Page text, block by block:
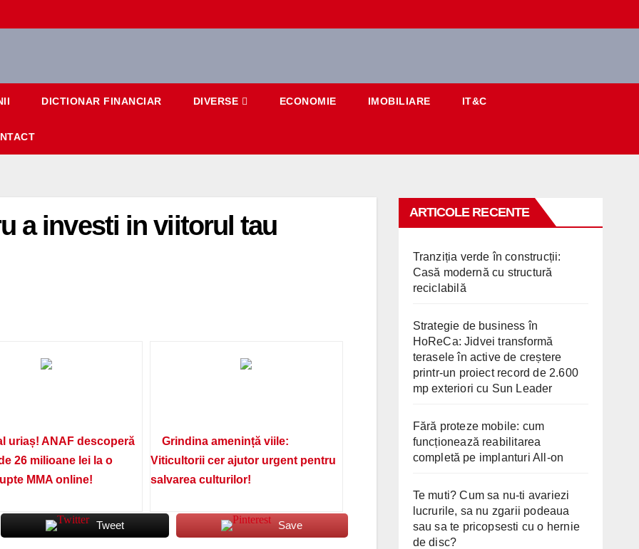
DICTIONAR FINANCIAR DIVERSE ECONOMIE IMOBILIARE IT&C
a investi in viitorul tau
uriaș! ANAF descoperă
26 milioane lei la o
MMA online!
Grindina amenință viile:
Viticultorii cer ajutor urgent pentru
salvarea culturilor!
Tweet Save
ARTICOLE RECENTE
Tranziția verde în construcții:
Casă modernă cu structură
reciclabilă
Strategie de business în
HoReCa: Jidvei transformă
terasele în active de creștere
printr-un proiect record de 2.600
mp exteriori cu Sun Leader
Fără proteze mobile: cum
funcționează reabilitarea
completă pe implanturi All-on
Te muti? Cum sa nu-ti avariezi
lucrurile, sa nu zgarii podeaua
sau sa te pricopsesti cu o hernie
de disc?